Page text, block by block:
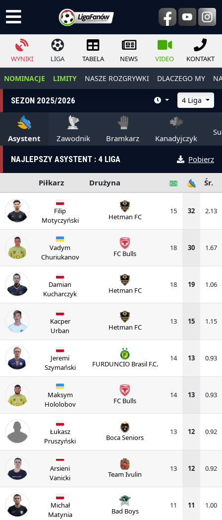
WYNIKI LIGA TABELA NEWS VIDEO KONTAKT
NOMINACJE LIMITY NASZE ROZGRYWKI DLACZEGO MY
SEZON 2025/2026 4 Liga
Asystent Zawodnik Bramkarz Kanadyjczyk
NAJLEPSZY ASYSTENT : 4 LIGA Pobierz
Piłkarz Drużyna Śr.
Filip
Motyczyński
Hetman FC
15 32 2.13
Vadym
Churiukanov
FC Bulls
18 30 1.67
Damian
Kucharczyk
Hetman FC
18 19 1.06
Kacper
Urban
Hetman FC
13 15 1.15
Jeremi
Szymański
FURDUNCIO Brasil F.C.
14 13 0.93
Maksym
Hololobov
FC Bulls
14 13 0.93
Łukasz
Pruszyński
Boca Seniors
13 12 0.92
Arsieni
Vanicki
Team Ivulin
13 12 0.92
Michał
Matynia
Bad Boys
11 11 1.00